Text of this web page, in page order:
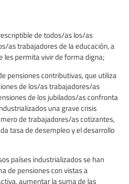
de todos/as los/as
as trabajadores de la educación, a
les permita vivir de forma digna;
pensiones contributivas, que utiliza
de los/as trabajadores/as
de los jubilados/as confronta
una grave crisis
de trabajadores/as cotizantes,
tasa de desempleo y el desarrollo
países industrializados se han
de pensiones con vistas a
aumentar la suma de las